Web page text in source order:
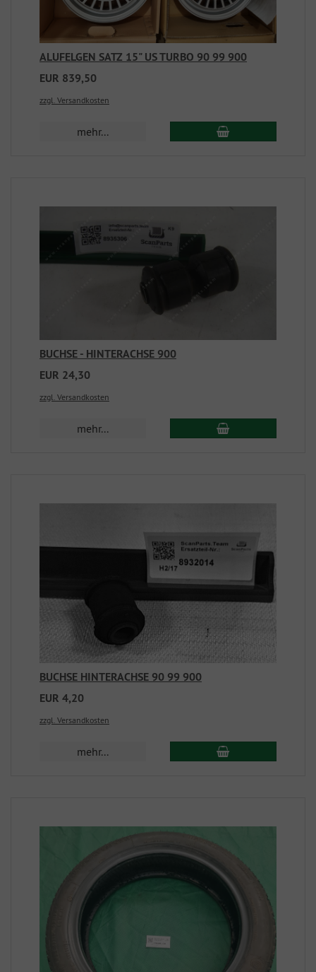
ALUFELGEN SATZ 15" US TURBO 90 99 900
EUR 839,50
zzgl. Versandkosten
mehr...
BUCHSE - HINTERACHSE 900
EUR 24,30
zzgl. Versandkosten
mehr...
BUCHSE HINTERACHSE 90 99 900
EUR 4,20
zzgl. Versandkosten
mehr...